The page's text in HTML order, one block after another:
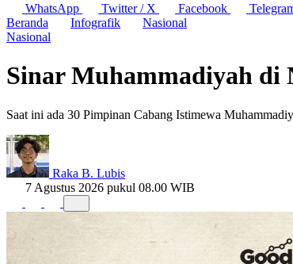
WhatsApp
Twitter / X Facebook
Beranda
Infografik
Nasional
Nasional
Sinar Muhammadiyah di
Saat ini ada 30 Pimpinan Cabang Istimewa
Raka B. Lubis
7 Agustus 2026 pukul 08.00 WIB